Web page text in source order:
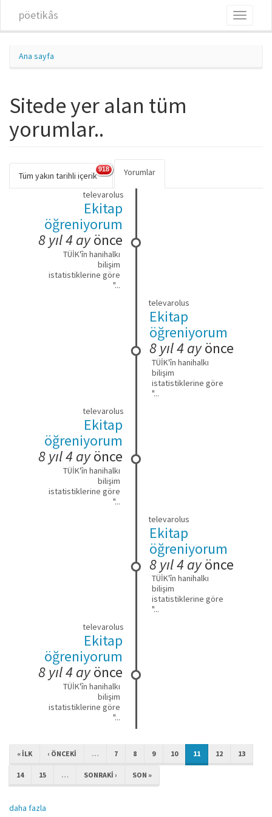
pöetikâs
Toggle
Ana sayfa
Sitede yer alan tüm
yorumlar..
Birincil sekmeler
Tüm yakın tarihli içerik
918 Yorumlar
televarolus
Ekitap
öğreniyorum
8 yıl 4 ayönce
TÜİK'în hanihalkı
bilişim
istatistiklerine göre
"...
televarolus
Ekitap
öğreniyorum
8 yıl 4 ayönce
TÜİK'în hanihalkı
bilişim
istatistiklerine göre
"...
televarolus
Ekitap
öğreniyorum
8 yıl 4 ayönce
TÜİK'în hanihalkı
bilişim
istatistiklerine göre
"...
televarolus
Ekitap
öğreniyorum
8 yıl 4 ayönce
TÜİK'în hanihalkı
bilişim
istatistiklerine göre
"...
televarolus
Ekitap
öğreniyorum
8 yıl 4 ayönce
TÜİK'în hanihalkı
bilişim
istatistiklerine göre
"...
« ILK ‹ ÖNCEKI … 7 8 9 10 11 12 13
14 15 … SONRAKI › SON »
daha fazla